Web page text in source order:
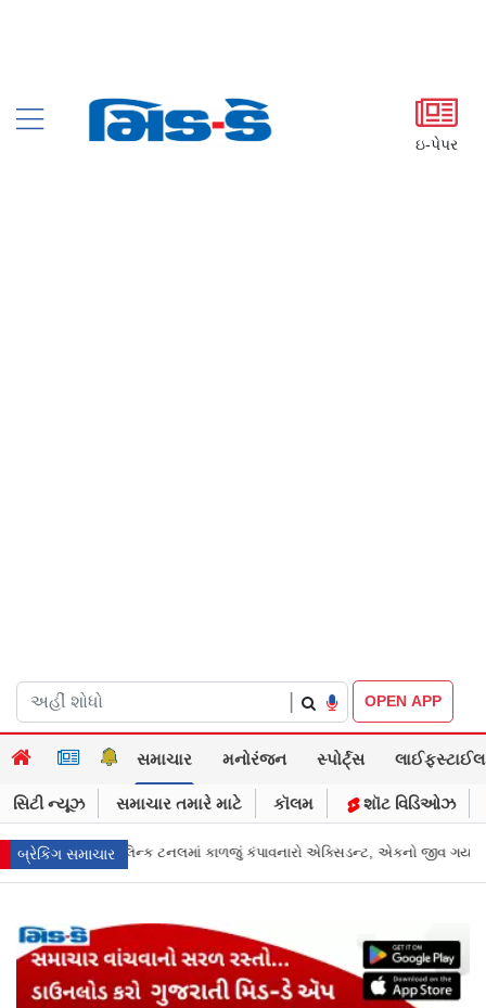
ઇ-પેપર
OPEN APP
સમાચાર મનોરંજન સ્પોર્ટ્સ લાઈફસ્ટાઈલ
સિટી ન્યૂઝ સમાચાર તમારે માટે કૉલમ શૉટ વિડિઓઝ
બ્રેકિંગ સમાચાર
એક્સિડન્ટ, એકનો જીવ ગયો Gujarat News: મોરબીમાં મેજિક! કૂવાનું પાણી